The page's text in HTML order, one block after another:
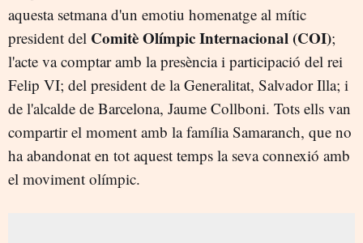
aquesta setmana d'un emotiu homenatge al mític
president del Comitè Olímpic Internacional (COI);
l'acte va comptar amb la presència i participació del rei
Felip VI; del president de la Generalitat, Salvador Illa; i
de l'alcalde de Barcelona, Jaume Collboni. Tots ells van
compartir el moment amb la família Samaranch, que no
ha abandonat en tot aquest temps la seva connexió amb
el moviment olímpic.